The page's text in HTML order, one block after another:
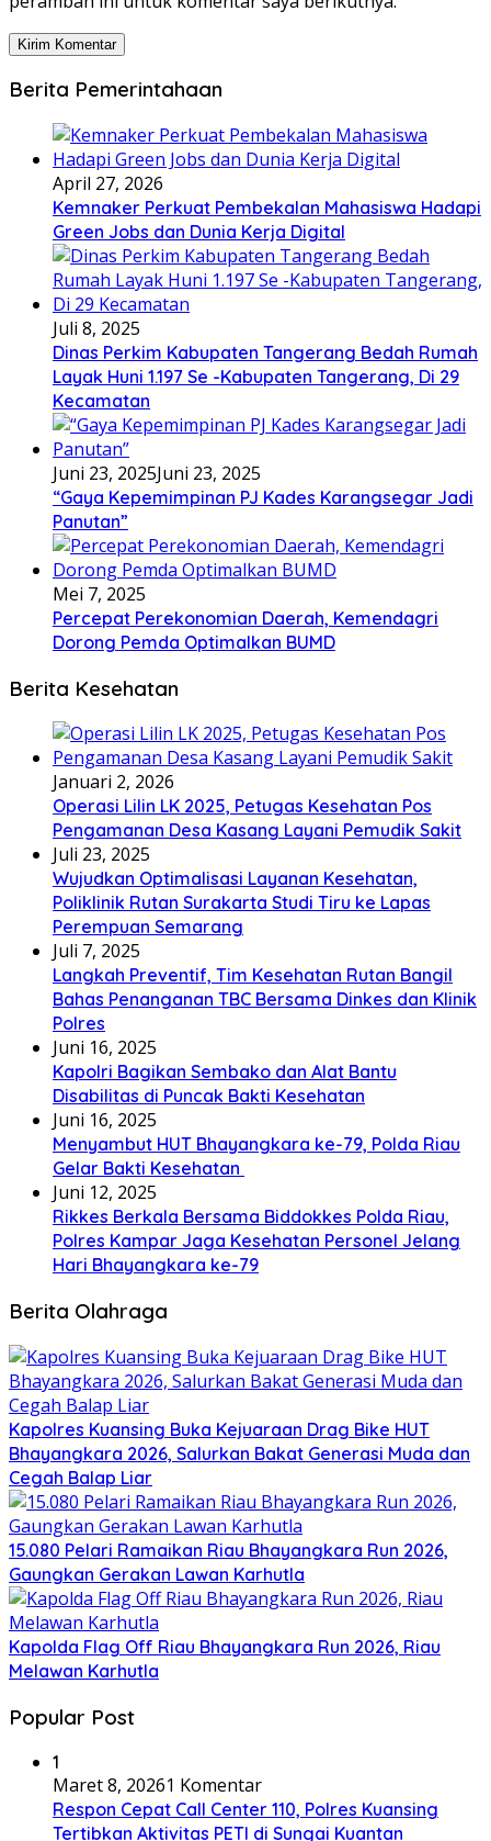
Berita Pemerintahaan
April 27, 2026
Kemnaker Perkuat Pembekalan Mahasiswa Hadapi
Green Jobs dan Dunia Kerja Digital
Juli 8, 2025
Dinas Perkim Kabupaten Tangerang Bedah Rumah
Layak Huni 1.197 Se -Kabupaten Tangerang, Di 29
Kecamatan
Juni 23, 2025Juni 23, 2025
“Gaya Kepemimpinan PJ Kades Karangsegar Jadi
Panutan”
Mei 7, 2025
Percepat Perekonomian Daerah, Kemendagri
Dorong Pemda Optimalkan BUMD
Berita Kesehatan
Januari 2, 2026
Operasi Lilin LK 2025, Petugas Kesehatan Pos
Pengamanan Desa Kasang Layani Pemudik Sakit
Juli 23, 2025
Wujudkan Optimalisasi Layanan Kesehatan,
Poliklinik Rutan Surakarta Studi Tiru ke Lapas
Perempuan Semarang
Juli 7, 2025
Langkah Preventif, Tim Kesehatan Rutan Bangil
Bahas Penanganan TBC Bersama Dinkes dan Klinik
Polres
Juni 16, 2025
Kapolri Bagikan Sembako dan Alat Bantu
Disabilitas di Puncak Bakti Kesehatan
Juni 16, 2025
Menyambut HUT Bhayangkara ke-79, Polda Riau
Gelar Bakti Kesehatan
Juni 12, 2025
Rikkes Berkala Bersama Biddokkes Polda Riau,
Polres Kampar Jaga Kesehatan Personel Jelang
Hari Bhayangkara ke-79
Berita Olahraga
Kapolres Kuansing Buka Kejuaraan Drag Bike HUT
Bhayangkara 2026, Salurkan Bakat Generasi Muda dan
Cegah Balap Liar
15.080 Pelari Ramaikan Riau Bhayangkara Run 2026,
Gaungkan Gerakan Lawan Karhutla
Kapolda Flag Off Riau Bhayangkara Run 2026, Riau
Melawan Karhutla
Popular Post
1
Maret 8, 20261 Komentar
Respon Cepat Call Center 110, Polres Kuansing
Tertibkan Aktivitas PETI di Sungai Kuantan